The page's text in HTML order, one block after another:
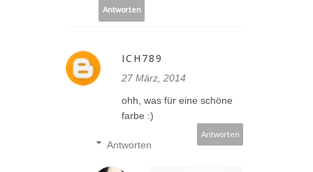
Antworten
ICH789
27 März, 2014
ohh, was für eine schöne
farbe :)
Antworten
Antworten